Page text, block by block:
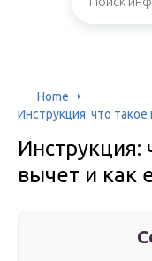
Home
Инструкция: что
Инструкция:
вычет и как